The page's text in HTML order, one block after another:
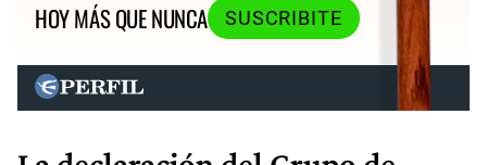
HOY MÁS QUE NUNCA
SUSCRIBITE